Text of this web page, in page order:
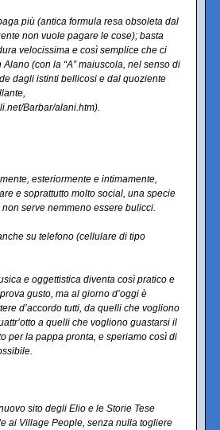
più (antica formula resa obsoleta dal
non vuole pagare le cose); basta
velocissima e così semplice che ci
(con la “A” maiuscola, nel senso di
dagli istinti bellicosi e dal quoziente
Barbar/alani.htm).
esteriormente e intimamente,
e soprattutto molto social, una specie
serve nemmeno essere bulicci.
su telefono (cellulare di tipo
e oggettistica diventa così pratico e
gusto, ma al giorno d’oggi è
d’accordo tutti, da quelli che vogliono
a quelli che vogliono guastarsi il
per la pappa pronta, e speriamo così di
sito degli Elio e le Storie Tese
ai Village People, senza nulla togliere